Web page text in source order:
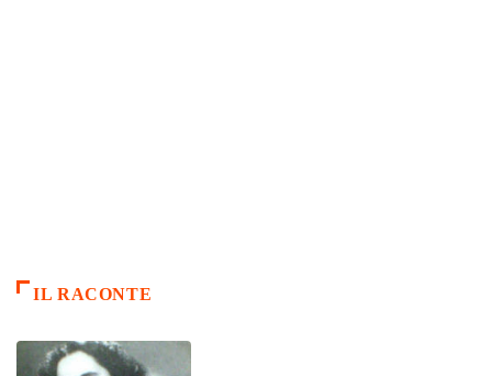
IL RACONTE